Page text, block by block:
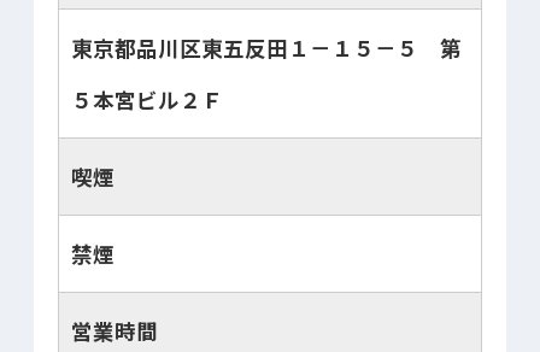
東京都品川区東五反田１－１５－５ 第
５本宮ビル２Ｆ
喫煙
禁煙
営業時間